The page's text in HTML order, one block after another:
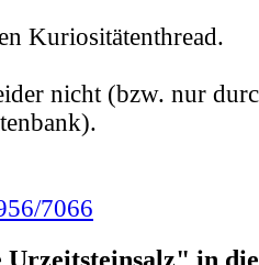
Kuriositätenthread.
nicht (bzw. nur
7066
Urzeitsteinsalz" in